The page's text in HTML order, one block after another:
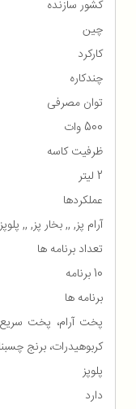
کشور سازنده
چین
کارکرد
چندکاره
توان مصرفی
500 وات
ظرفیت کاسه
2 لیتر
عملکردها
آرام پز, ,, بخار پز, ,, پلوپز
تعداد برنامه ها
10 برنامه
برنامه ها
پخت آرام، پخت
کربوهیدرات، برنج
پلوپز
دارد